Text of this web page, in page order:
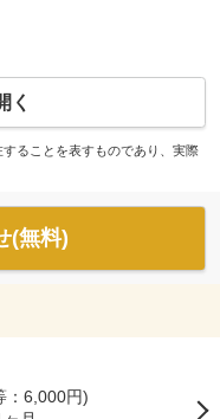
く
ることを表すものであり、実際
(無料)
：6,000円)